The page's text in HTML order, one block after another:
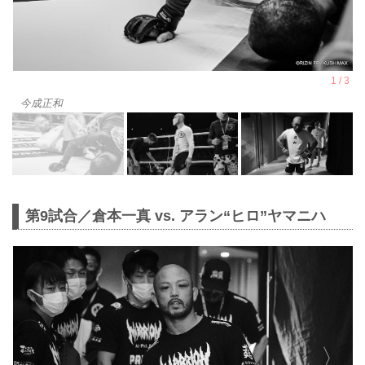
今成正和
第9試合／倉本一真 vs. アラン“ヒロ”ヤマニハ